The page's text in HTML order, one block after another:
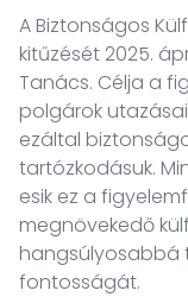
A Biztonságos
kitűzését 2025.
Tanács. Célja a
polgárok
ezáltal
tartózkodásuk.
esik ez a
megnövekedő
hangsúlyosabbá
fontosságát.